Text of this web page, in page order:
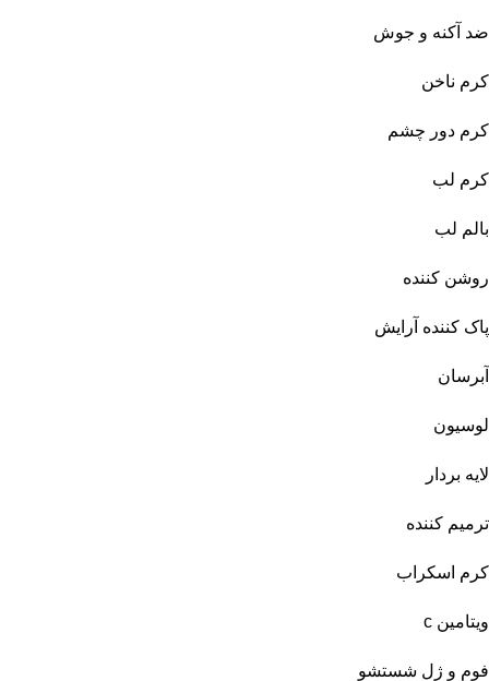
ضد آکنه و جوش
کرم ناخن
کرم دور چشم
کرم لب
بالم لب
روشن کننده
پاک کننده آرایش
آبرسان
لوسیون
لایه بردار
ترمیم کننده
کرم اسکراب
ویتامین c
فوم و ژل شستشو